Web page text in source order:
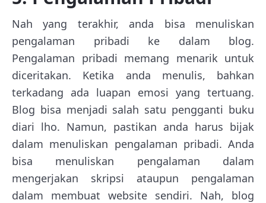
Nah yang terakhir, anda bisa menuliskan
pengalaman pribadi ke dalam blog.
Pengalaman pribadi memang menarik untuk
diceritakan. Ketika anda menulis, bahkan
terkadang ada luapan emosi yang tertuang.
Blog bisa menjadi salah satu pengganti buku
diari lho. Namun, pastikan anda harus bijak
dalam menuliskan pengalaman pribadi. Anda
bisa menuliskan pengalaman dalam
mengerjakan skripsi ataupun pengalaman
dalam membuat website sendiri. Nah, blog